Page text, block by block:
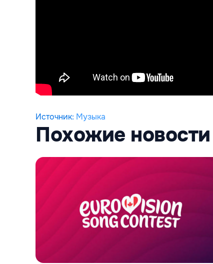
Источник: Музыка
Похожие новости